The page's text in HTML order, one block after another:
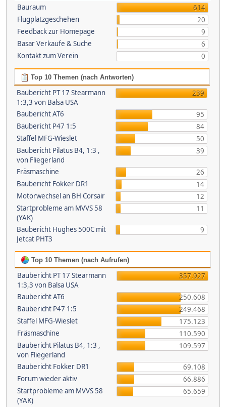
Bauraum
614
Flugplatzgeschehen
20
Feedback zur Homepage
9
Basar Verkaufe & Suche
6
Kontakt zum Verein
0
Top 10 Themen (nach Antworten)
Baubericht PT 17 Stearmann
1:3,3 von Balsa USA
239
Baubericht AT6
95
Baubericht P47 1:5
84
Staffel MFG-Wieslet
50
Baubericht Pilatus B4, 1:3 ,
von Fliegerland
39
Fräsmaschine
26
Baubericht Fokker DR1
14
Motorwechsel an BH Corsair
12
Startprobleme am MVVS 58
(YAK)
11
Baubericht Hughes 500C mit
Jetcat PHT3
9
Top 10 Themen (nach Aufrufen)
Baubericht PT 17 Stearmann
1:3,3 von Balsa USA
357.927
Baubericht AT6
250.608
Baubericht P47 1:5
249.468
Staffel MFG-Wieslet
175.123
Fräsmaschine
110.590
Baubericht Pilatus B4, 1:3 ,
von Fliegerland
109.597
Baubericht Fokker DR1
69.108
Forum wieder aktiv
66.886
Startprobleme am MVVS 58
(YAK)
65.659